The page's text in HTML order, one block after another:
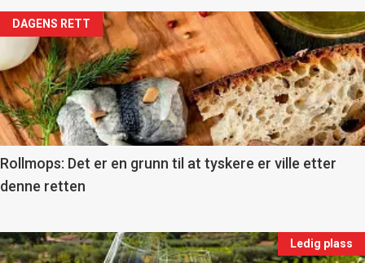
rett
2
Artikler
detail
-
section
11
Ukens
vin
DAGENS RETT
Rollmops: Det er en grunn til at tyskere er ville etter
denne retten
Events
Ledig plass